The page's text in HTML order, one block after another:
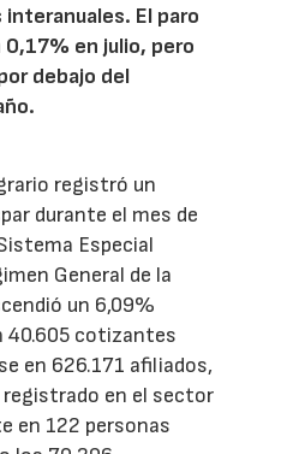
El paro
en julio, pero
debajo del
registró un
durante el mes de
Especial
General de la
un 6,09%
40.605 cotizantes
en 626.171 afiliados,
en el sector
en 122 personas